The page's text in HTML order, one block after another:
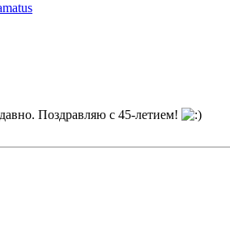
Поздравляю с 45-летием!